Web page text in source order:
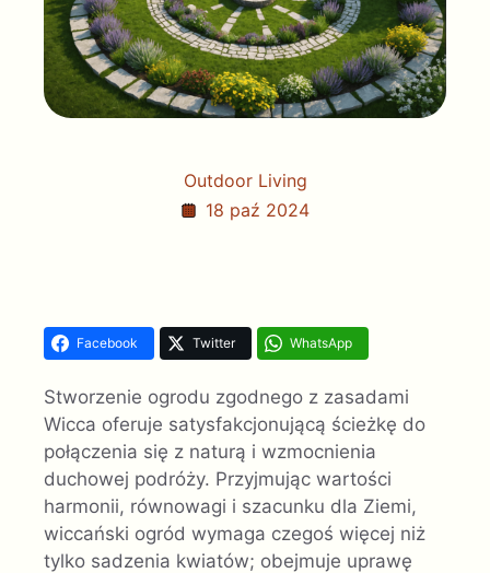
Outdoor Living
18 paź 2024
Facebook Twitter WhatsApp
Stworzenie ogrodu zgodnego z zasadami
Wicca oferuje satysfakcjonującą ścieżkę do
połączenia się z naturą i wzmocnienia
duchowej podróży. Przyjmując wartości
harmonii, równowagi i szacunku dla Ziemi,
wiccański ogród wymaga czegoś więcej niż
tylko sadzenia kwiatów; obejmuje uprawę